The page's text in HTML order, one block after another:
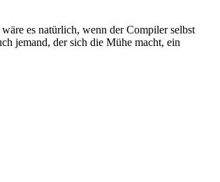
es natürlich, wenn der Compiler selbst
jemand, der sich die Mühe macht, ein